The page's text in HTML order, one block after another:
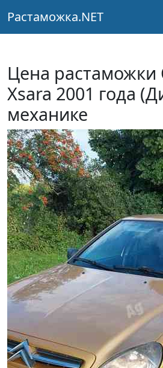
Растаможка.NET
Цена растаможки
Xsara 2001 года
механике